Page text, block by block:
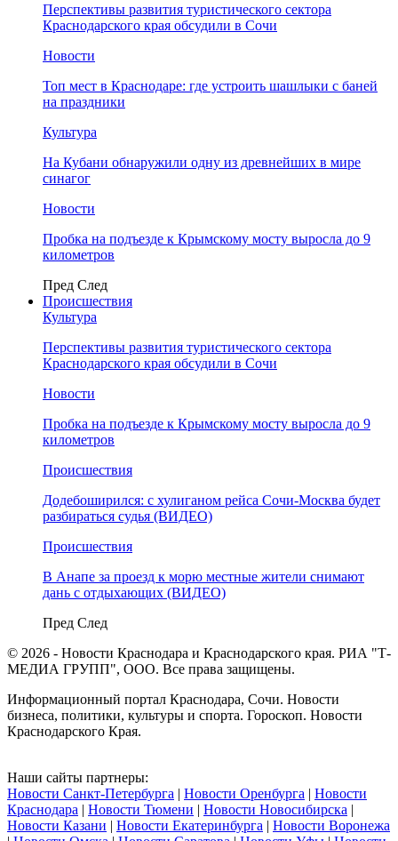
Перспективы развития туристического сектора
Краснодарского края обсудили в Сочи
Новости
Топ мест в Краснодаре: где устроить шашлыки с баней
на праздники
Культура
На Кубани обнаружили одну из древнейших в мире
синагог
Новости
Пробка на подъезде к Крымскому мосту выросла до 9
километров
Пред След
Происшествия
Культура
Перспективы развития туристического сектора
Краснодарского края обсудили в Сочи
Новости
Пробка на подъезде к Крымскому мосту выросла до 9
километров
Происшествия
Додебоширился: с хулиганом рейса Сочи-Москва будет
разбираться судья (ВИДЕО)
Происшествия
В Анапе за проезд к морю местные жители снимают
дань с отдыхающих (ВИДЕО)
Пред След
© 2026 - Новости Краснодара и Краснодарского края. РИА "Т-
МЕДИА ГРУПП", ООО. Все права защищены.
Информационный портал Краснодара, Сочи. Новости
бизнеса, политики, культуры и спорта. Гороскоп. Новости
Краснодарского Края.
Наши сайты партнеры:
Новости Санкт-Петербурга | Новости Оренбурга | Новости
Краснодара | Новости Тюмени | Новости Новосибирска |
Новости Казани | Новости Екатеринбурга | Новости Воронежа